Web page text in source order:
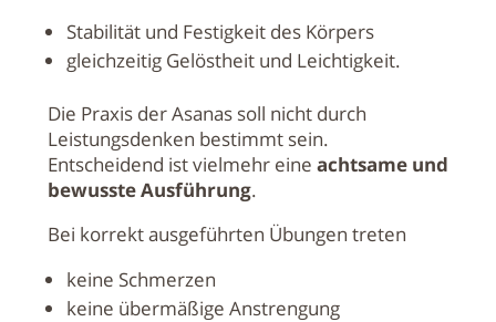
Stabilität und Festigkeit des Körpers
gleichzeitig Gelöstheit und Leichtigkeit.
Die Praxis der Asanas soll nicht durch
Leistungsdenken bestimmt sein.
Entscheidend ist vielmehr eine achtsame und
bewusste Ausführung.
Bei korrekt ausgeführten Übungen treten
keine Schmerzen
keine übermäßige Anstrengung